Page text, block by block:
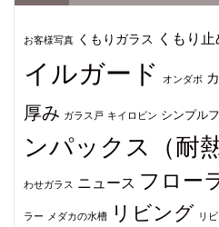
お客様写真 くもりガラス くもり止
イルガード
オンダボ
厚み ガラス戸 キイロビン シンプル
ンパックス（耐
わせガラス ニュース フロー
ラー メダカの水槽 リビング リ